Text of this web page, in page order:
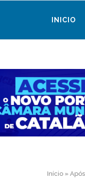
INICIO
Início »